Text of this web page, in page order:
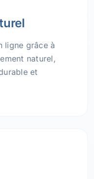
ligne grâce à
naturel,
et